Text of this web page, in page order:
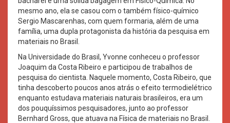
mesmo ano, ela se casou com o também físico-químico
Sergio Mascarenhas, com quem formaria, além de uma
família, uma dupla protagonista da história da pesquisa em
materiais no Brasil.
Na Universidade do Brasil, Yvonne conheceu o professor
Joaquim da Costa Ribeiro e participou de trabalhos de
pesquisa do cientista. Naquele momento, Costa Ribeiro, que
tinha descoberto poucos anos atrás o efeito termodielétrico
enquanto estudava materiais naturais brasileiros, era um
dos pouquíssimos pesquisadores, junto ao professor
Bernhard Gross, que atuava na Física de materiais no Brasil.